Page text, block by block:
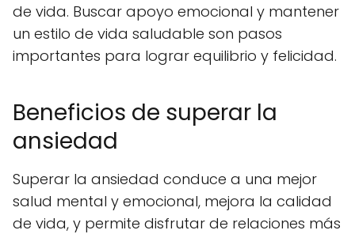
de vida. Buscar apoyo emocional y mantener
un estilo de vida saludable son pasos
importantes para lograr equilibrio y felicidad.
Beneficios de superar la
ansiedad
Superar la ansiedad conduce a una mejor
salud mental y emocional, mejora la calidad
de vida, y permite disfrutar de relaciones más